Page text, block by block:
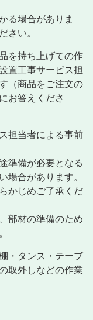
る場合がありま
さい。
を持ち上げての作
置工事サービス担
（商品をご注文の
お答えくださ
担当者による事前
準備が必要となる
場合があります。
かじめご了承くだ
部材の準備のため
・タンス・テーブ
取外しなどの作業